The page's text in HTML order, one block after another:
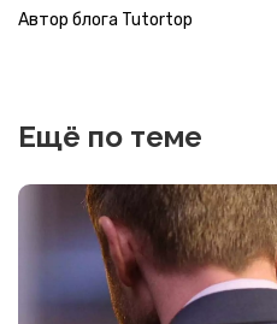
Автор блога Tutortop
Ещё по теме